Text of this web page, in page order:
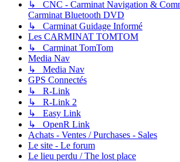
↳ CNC - Carminat Navigation &
Carminat Bluetooth DVD
↳ Carminat Guidage Informé
Les CARMINAT TOMTOM
↳ Carminat TomTom
Media Nav
↳ Media Nav
GPS Connectés
↳ R-Link
↳ R-Link 2
↳ Easy Link
↳ OpenR Link
Achats - Ventes / Purchases - Sales
Le site - Le forum
Le lieu perdu / The lost place